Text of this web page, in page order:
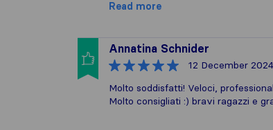
Read more
Annatina Schnider
12 December 2024
Molto soddisfatti! Veloci,
Molto consigliati :) bravi ragazzi e